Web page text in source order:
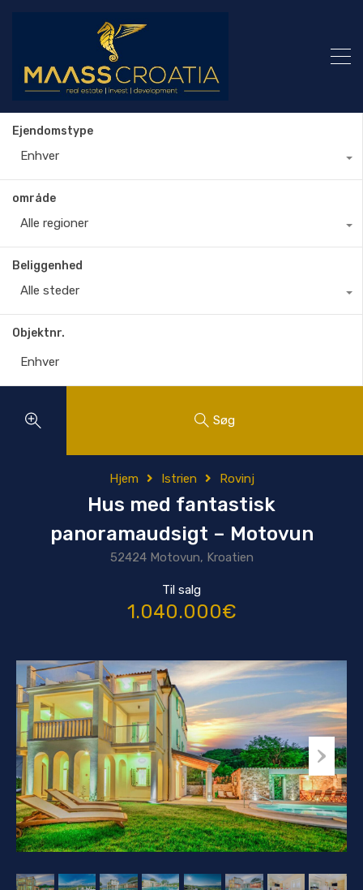
Ejendomstype
Enhver
område
Alle regioner
Beliggenhed
Alle steder
Objektnr.
Søg
Hjem Istrien Rovinj
Hus med fantastisk
panoramaudsigt – Motovun
52424 Motovun, Kroatien
Til salg
1.040.000€